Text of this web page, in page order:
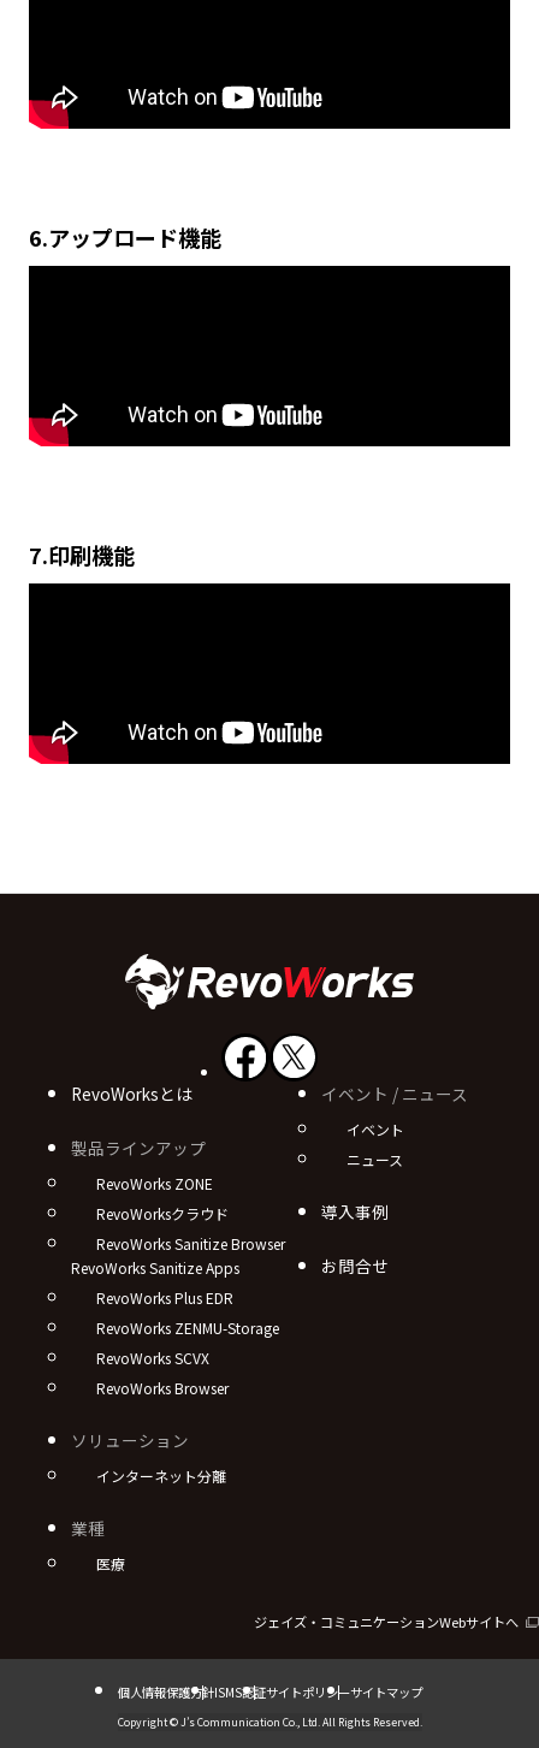
6.アップロード機能
7.印刷機能
RevoWorksとは
製品ラインアップ
RevoWorks ZONE
RevoWorksクラウド
RevoWorks Sanitize Browser
RevoWorks Sanitize Apps
RevoWorks Plus EDR
RevoWorks ZENMU-Storage
RevoWorks SCVX
RevoWorks Browser
ソリューション
インターネット分離
業種
医療
イベント / ニュース
イベント
ニュース
導入事例
お問合せ
ジェイズ・コミュニケーションWebサイトへ
個人情報保護方針ISMS認証サイトポリシーサイトマップ
Copyright © J’s Communication Co., Ltd.All Rights Reserved.